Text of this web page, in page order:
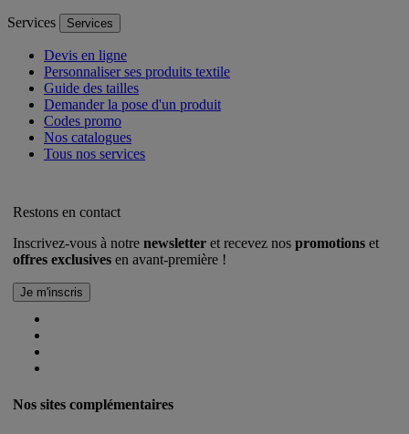
Services Services
Devis en ligne
Personnaliser ses produits textile
Guide des tailles
Demander la pose d'un produit
Codes promo
Nos catalogues
Tous nos services
Restons en contact
Inscrivez-vous à notre newsletter et recevez nos promotions et
offres exclusives en avant-première !
Nos sites complémentaires